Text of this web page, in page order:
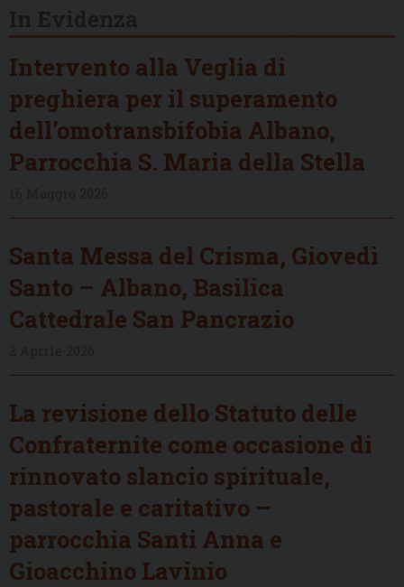
Intervento alla Veglia di
preghiera per il superamento
dell’omotransbifobia Albano,
Parrocchia S. Maria della Stella
Santa Messa del Crisma, Giovedì
Santo – Albano, Basilica
Cattedrale San Pancrazio
La revisione dello Statuto delle
Confraternite come occasione di
rinnovato slancio spirituale,
pastorale e caritativo –
parrocchia Santi Anna e
Gioacchino Lavinio